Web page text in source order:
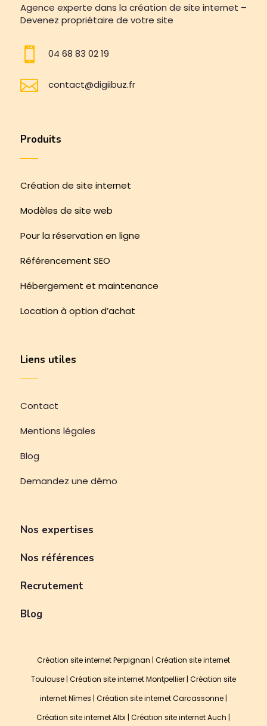
Agence experte dans la création de site internet –
Devenez propriétaire de votre site
 04 68 83 02 19
 contact@digiibuz.fr
Produits
Création de site internet
Modèles de site web
Pour la réservation en ligne
Référencement SEO
Hébergement et maintenance
Location à option d’achat
Liens utiles
Contact
Mentions légales
Blog
Demandez une démo
Nos expertises
Nos références
Recrutement
Blog
Création site internet Perpignan | Création site internet
Toulouse| Création site internet Montpellier| Création site
internet Nîmes | Création site internet Carcassonne|
Création site internet Albi |Création site internet Auch |